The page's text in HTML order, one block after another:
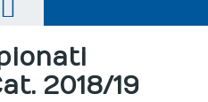
2018/19